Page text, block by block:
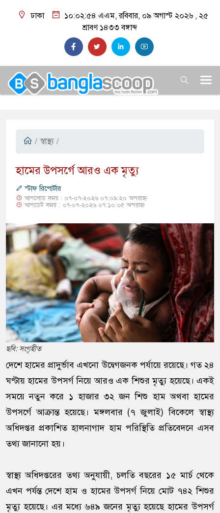
ঢাকা ১০:০২:৫৫ এএম, রবিবার, ০৯ অগাস্ট ২০২৬ , ২৫
শ্রাবণ ১৪৩৩ বঙ্গাব্দ
/ স্বাস্থ্য /
হামের উপসর্গে আরও এক মৃত্যু
স্টাফ রিপোর্টার
আপলোড সময় : ০৭-০৭-২০২৬ ০৭:০৯:২০ অপরাহ্ন
আপডেট সময় : ০৭-০৭-২০২৬ ০৭:১০:০৫ অপরাহ্ন
ছবি: সংগৃহীত
দেশে হামের প্রাদুর্ভাব এখনো উদ্বেগজনক পর্যায়ে রয়েছে। গত ২৪
ঘণ্টায় হামের উপসর্গ নিয়ে আরও এক শিশুর মৃত্যু হয়েছে। একই
সময়ে নতুন করে ১ হাজার ৩২ জন শিশু হাম অথবা হামের
উপসর্গে আক্রান্ত হয়েছে। মঙ্গলবার (৭ জুলাই) বিকেলে স্বাস্থ্য
অধিদপ্তর প্রকাশিত হালনাগাদ হাম পরিস্থিতি প্রতিবেদনে এসব
তথ্য জানানো হয়।
স্বাস্থ্য অধিদপ্তরের তথ্য অনুযায়ী, চলতি বছরের ১৫ মার্চ থেকে
এখন পর্যন্ত দেশে হাম ও হামের উপসর্গ নিয়ে মোট ৭৪২ শিশুর
মৃত্যু হয়েছে। এর মধ্যে ৬৪৯ জনের মৃত্যু হয়েছে হামের উপসর্গ